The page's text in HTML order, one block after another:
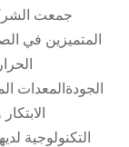
جمعت
المتميزين في
الجودةالمعدات
التكنولوجية